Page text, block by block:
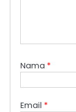
Nama *
Email *